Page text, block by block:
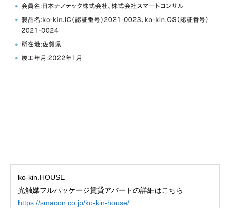
ko-kin.HOUSE
光触媒フルパッケージ賃貸アパートの詳細はこちら
https://smacon.co.jp/ko-kin-house/